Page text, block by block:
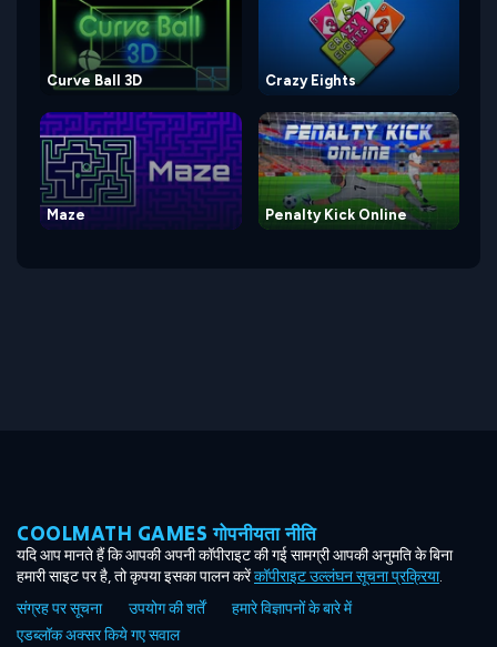
Curve Ball 3D Crazy Eights
Maze Penalty Kick Online
COOLMATH GAMES गोपनीयता नीति
यदि आप मानते हैं कि आपकी अपनी कॉपीराइट की गई सामग्री आपकी अनुमति के बिना
हमारी साइट पर है, तो कृपया इसका पालन करेंकॉपीराइट उल्लंघन सूचना प्रक्रिया.
संग्रह पर सूचना
उपयोग की शर्तें
हमारे विज्ञापनों के बारे में
एडब्लॉक अक्सर किये गए सवाल